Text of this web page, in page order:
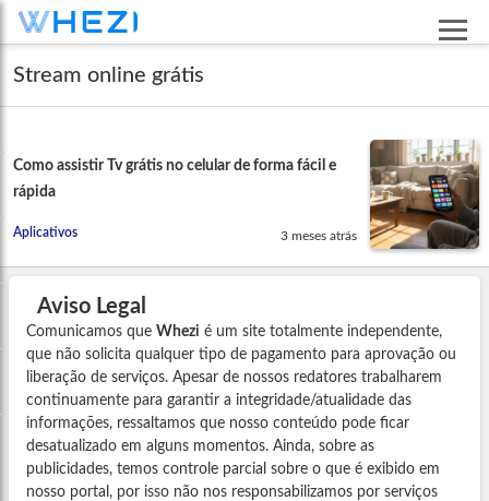
Stream online grátis
Como assistir Tv grátis no celular de forma fácil e
rápida
Aplicativos 3 meses atrás
Aviso Legal
Comunicamos que Whezi é um site totalmente independente,
que não solicita qualquer tipo de pagamento para aprovação ou
liberação de serviços. Apesar de nossos redatores trabalharem
continuamente para garantir a integridade/atualidade das
informações, ressaltamos que nosso conteúdo pode ficar
desatualizado em alguns momentos. Ainda, sobre as
publicidades, temos controle parcial sobre o que é exibido em
nosso portal, por isso não nos responsabilizamos por serviços